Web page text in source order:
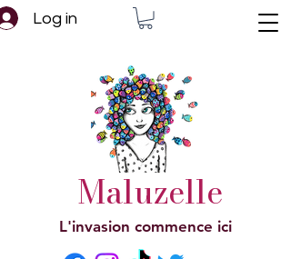
Log in
Maluzelle
L'invasion commence ici